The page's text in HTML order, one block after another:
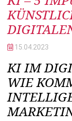
15.04. 2023
KI IM
WIE